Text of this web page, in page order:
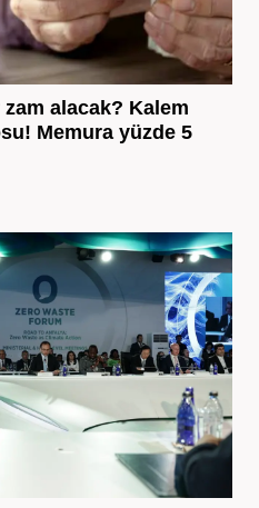
alacak? Kalem
Memura yüzde 5